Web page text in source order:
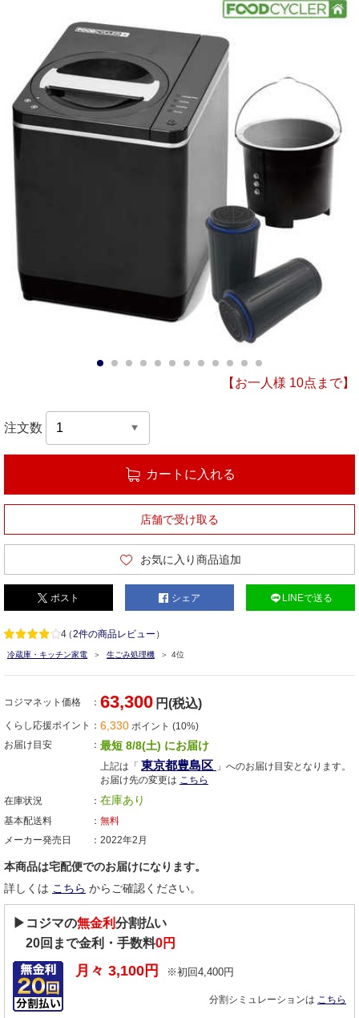
10 11
【お一人様 10点まで】
注文数
カートに入れる
店舗で受け取る
お気に入り商品追加
ポスト シェア LINEで送る
4（2件の商品レビュー ）
冷蔵庫・キッチン家電 生ごみ処理機 4位
コジマネット価格 63,300 円(税込)
くらし応援ポイント 6,330 ポイント (10%)
お届け目安
最短 8/8(土) にお届け
上記は「 東京都豊島区 」へのお届け目安となります。
お届け先の変更は こちら
在庫状況
在庫あり
基本配送料
無料
メーカー発売日
2022年2月
本商品は宅配便でのお届けになります。
詳しくは こちら からご確認ください。
▶コジマの無金利分割払い
20回まで金利・手数料0円
月々 3,100 円 ※初回4,400円
分割シミュレーションは こちら